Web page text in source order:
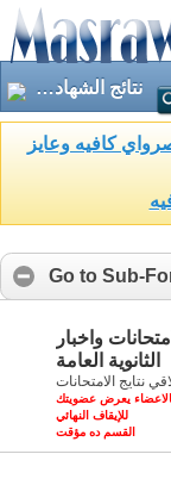
نتائج الشهادات ( ركن تجريبي )
كافيه وعايز
Go to Sub-
واخبار
الثانوية العامة
نتايج الامتحانات
بالاعضاء يعرض عضويتك
للإيقاف النهائي
القسم ده مؤقت